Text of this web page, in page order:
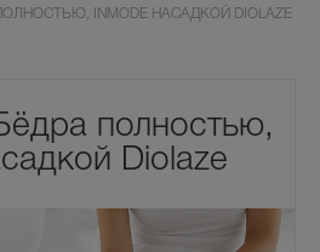
INMODE НАСАДКОЙ DIOLAZE
полностью,
Diolaze